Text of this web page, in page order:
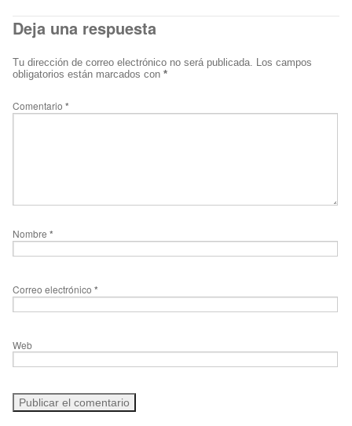
Deja una respuesta
Tu dirección de correo electrónico no será publicada.
Los campos
obligatorios están marcados con *
Comentario *
Nombre *
Correo electrónico *
Web